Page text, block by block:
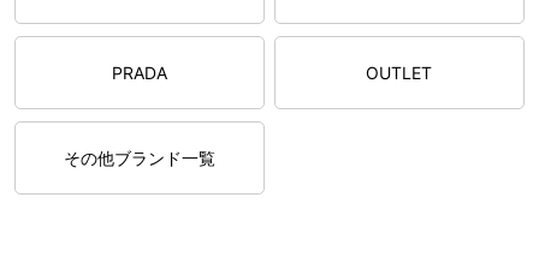
PRADA OUTLET
その他ブランド一覧